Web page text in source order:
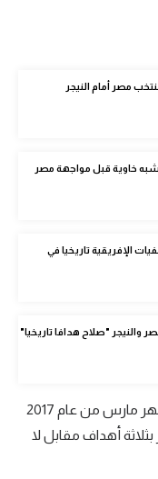
شبه خاوية قبل مواجهة مصر
الإفريقية تاريخيا في
منتخب مصر واجه توجو في مباراة ودية بشهر مارس من عام 2017
أهداف مقابل لا